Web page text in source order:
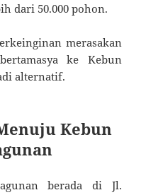
dari 50.000 pohon.
merasakan
ke Kebun
alternatif.
Kebun
berada di Jl.